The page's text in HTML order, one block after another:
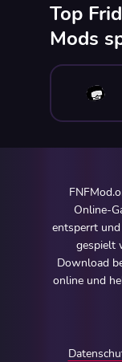
Top
Mods
Online-
entsperrt
gespielt
Download
online und